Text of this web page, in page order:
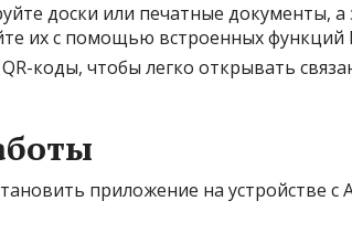
доски или печатные документы, а
их с помощью встроенных функций
коды, чтобы легко открывать
приложение на устройстве с